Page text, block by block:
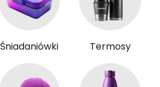
Śniadaniówki Termosy